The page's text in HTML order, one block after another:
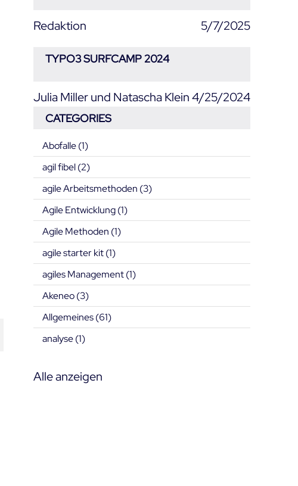
Redaktion 5/7/2025
TYPO3 SURFCAMP 2024
Julia Miller und Natascha Klein4/25/2024
CATEGORIES
Abofalle(1)
agil fibel(2)
agile Arbeitsmethoden (3)
Agile Entwicklung(1)
Agile Methoden (1)
agile starter kit(1)
agiles Management(1)
Akeneo(3)
Allgemeines(61)
analyse(1)
Alle anzeigen